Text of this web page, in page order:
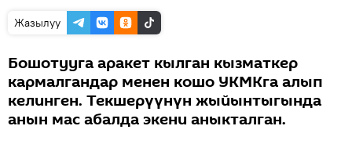
Жазылуу
Бошотууга аракет кылган кызматкер
кармалгандар менен кошо УКМКга алып
келинген. Текшерүүнүн жыйынтыгында
анын мас абалда экени аныкталган.